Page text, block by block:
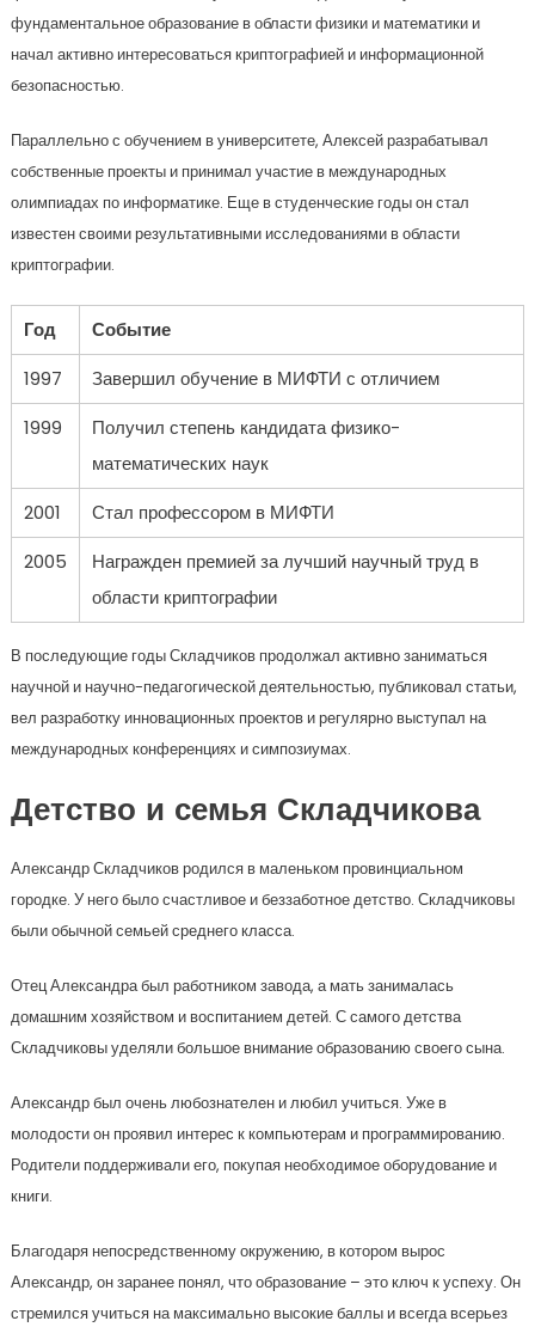
фундаментальное образование в области физики и математики и
начал активно интересоваться криптографией и информационной
безопасностью.
Параллельно с обучением в университете, Алексей разрабатывал
собственные проекты и принимал участие в международных
олимпиадах по информатике. Еще в студенческие годы он стал
известен своими результативными исследованиями в области
криптографии.
Год
Событие
1997
Завершил обучение в МИФТИ с отличием
1999
Получил степень кандидата физико-
математических наук
2001
Стал профессором в МИФТИ
2005
Награжден премией за лучший научный труд в
области криптографии
В последующие годы Складчиков продолжал активно заниматься
научной и научно-педагогической деятельностью, публиковал статьи,
вел разработку инновационных проектов и регулярно выступал на
международных конференциях и симпозиумах.
Детство и семья Складчикова
Александр Складчиков родился в маленьком провинциальном
городке. У него было счастливое и беззаботное детство. Складчиковы
были обычной семьей среднего класса.
Отец Александра был работником завода, а мать занималась
домашним хозяйством и воспитанием детей. С самого детства
Складчиковы уделяли большое внимание образованию своего сына.
Александр был очень любознателен и любил учиться. Уже в
молодости он проявил интерес к компьютерам и программированию.
Родители поддерживали его, покупая необходимое оборудование и
книги.
Благодаря непосредственному окружению, в котором вырос
Александр, он заранее понял, что образование – это ключ к успеху. Он
стремился учиться на максимально высокие баллы и всегда всерьез